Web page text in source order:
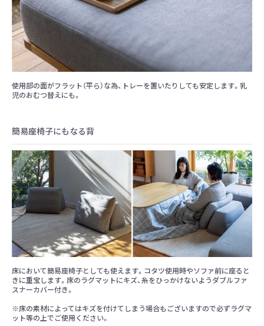
使用部の面がフラット（平ら）な為、トレーを置いたりしても安定します。乳
児のおむつ替えにも。
簡易座椅子にもなる背
床において簡易座椅子としても使えます。コタツ使用時やソファ前に座ると
きに重宝します。床のラグマットにキズ、糸をひっかけないようダブルファ
スナーカバー付き。
※床の素材によってはキズを付けてしまう場合もございますので必ずラグマ
ット等の上でご使用ください。